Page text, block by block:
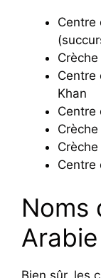
Centre
Centre
Khan
Centre
Centre
Noms
Bien sûr, les